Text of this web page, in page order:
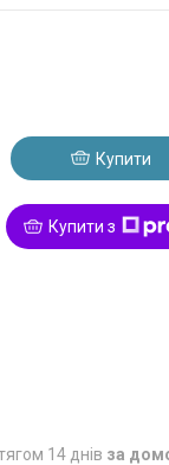
Купити
Купити з
14 днів за